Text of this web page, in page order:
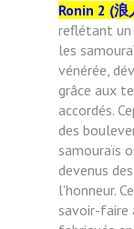
Ronin 2 (浪
reflétant un
les
vénérée,
grâce aux
accordés.
des
samouraïs
devenus
l'honneur.
savoir-faire